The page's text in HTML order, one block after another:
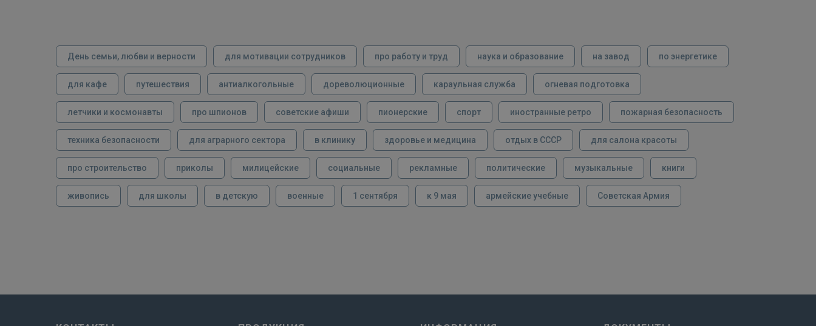
День семьи, любви и верности для мотивации сотрудников про работу и труд наука и образование на завод по энергетике
для кафе путешествия антиалкогольные дореволюционные караульная служба огневая подготовка
летчики и космонавты про шпионов советские афиши пионерские спорт иностранные ретро пожарная безопасность
техника безопасности для аграрного сектора в клинику здоровье и медицина отдых в СССР для салона красоты
про строительство приколы милицейские социальные рекламные политические музыкальные книги
живопись для школы в детскую военные 1 сентября к 9 мая армейские учебные Советская Армия